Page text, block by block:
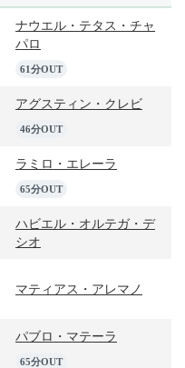
ナウエル・テタス・チャ
パロ
61分OUT
アグスティン・クレビ
46分OUT
ラミロ・エレーラ
65分OUT
ハビエル・オルテガ・デ
シオ
マティアス・アレマノ
パブロ・マテーラ
65分OUT